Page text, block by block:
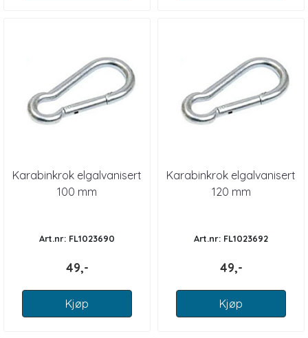
Karabinkrok elgalvanisert
100 mm
Art.nr: FL1023690
49,-
Kjøp
Karabinkrok elgalvanisert
120 mm
Art.nr: FL1023692
49,-
Kjøp